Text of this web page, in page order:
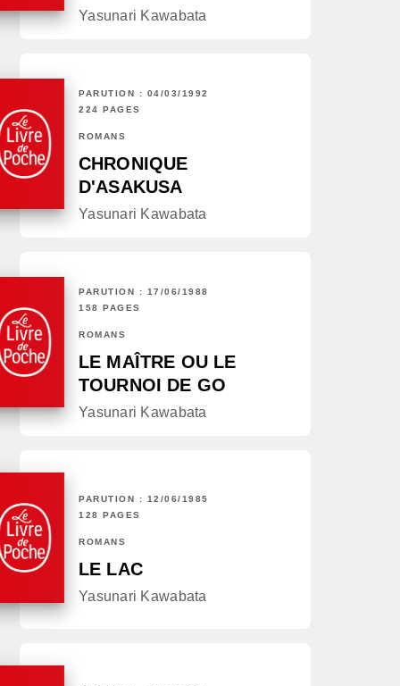
Yasunari Kawabata
PARUTION : 04/03/1992
224 PAGES
ROMANS
CHRONIQUE
D'ASAKUSA
Yasunari Kawabata
PARUTION : 17/06/1988
158 PAGES
ROMANS
LE MAÎTRE OU LE
TOURNOI DE GO
Yasunari Kawabata
PARUTION : 12/06/1985
128 PAGES
ROMANS
LE LAC
Yasunari Kawabata